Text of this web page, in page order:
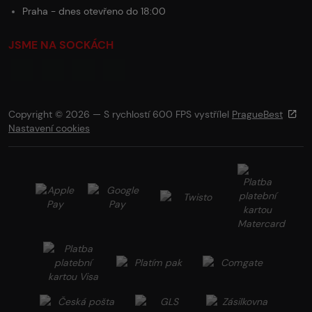
Praha - dnes otevřeno do 18:00
JSME NA SOCKÁCH
Copyright © 2026 — S rychlostí 600 FPS vystřílel PragueBest
Nastavení cookies